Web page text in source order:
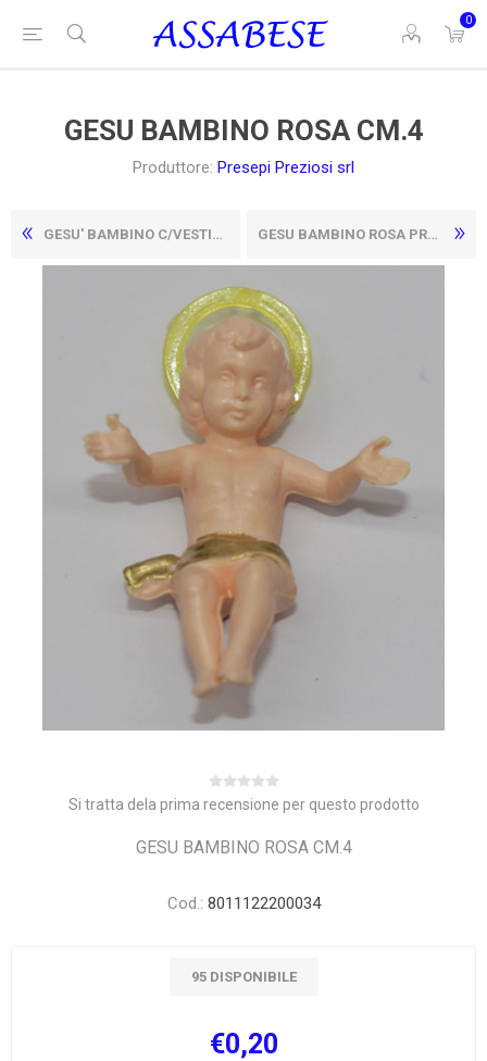
0
GESU BAMBINO ROSA CM.4
Produttore: Presepi Preziosi srl
GESU' BAMBINO C/VESTITO CM 7 GESU BAMBINO ROSA PRESEPE 5,5 CM
Si tratta dela prima recensione per questo prodotto
GESU BAMBINO ROSA CM.4
Cod.: 8011122200034
95 DISPONIBILE
€0,20